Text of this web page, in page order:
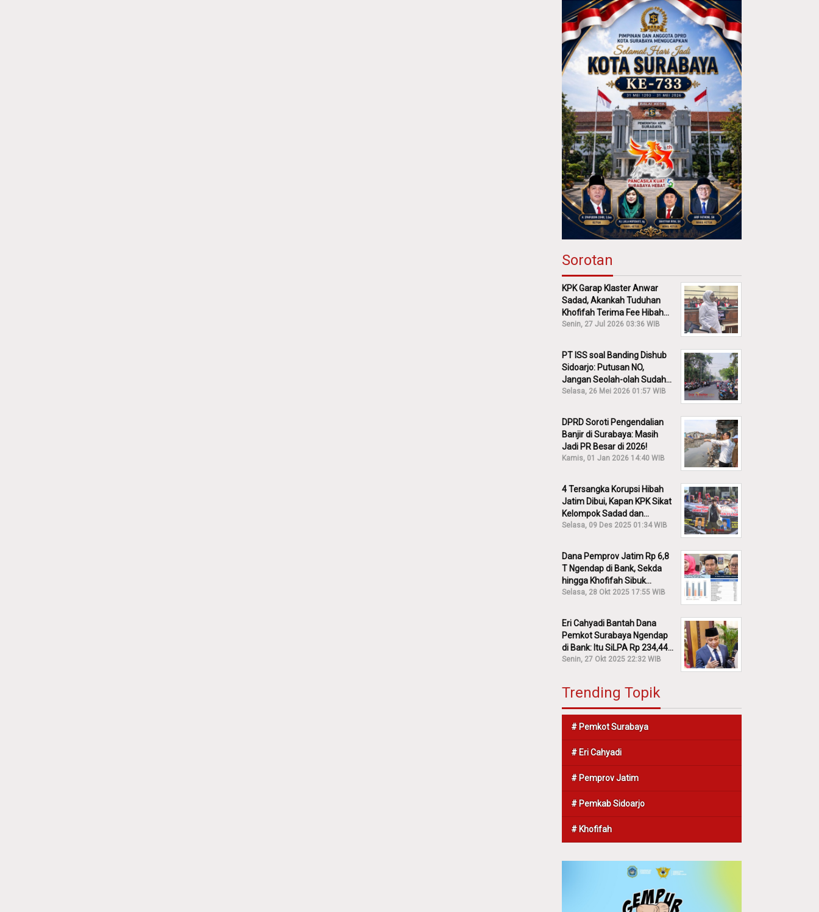
Sorotan
KPK Garap Klaster Anwar
Sadad, Akankah Tuduhan
Khofifah Terima Fee Hibah
30% Diusut?
Senin, 27 Jul 2026 03:36 WIB
PT ISS soal Banding Dishub
Sidoarjo: Putusan NO,
Jangan Seolah-olah Sudah
Menang!
Selasa, 26 Mei 2026 01:57 WIB
DPRD Soroti Pengendalian
Banjir di Surabaya: Masih
Jadi PR Besar di 2026!
Kamis, 01 Jan 2026 14:40 WIB
4 Tersangka Korupsi Hibah
Jatim Dibui, Kapan KPK Sikat
Kelompok Sadad dan
Iskandar?
Selasa, 09 Des 2025 01:34 WIB
Dana Pemprov Jatim Rp 6,8
T Ngendap di Bank, Sekda
hingga Khofifah Sibuk
Membantah!
Selasa, 28 Okt 2025 17:55 WIB
Eri Cahyadi Bantah Dana
Pemkot Surabaya Ngendap
di Bank: Itu SiLPA Rp 234,44
M!
Senin, 27 Okt 2025 22:32 WIB
Trending Topik
# Pemkot Surabaya
# Eri Cahyadi
# Pemprov Jatim
# Pemkab Sidoarjo
# Khofifah